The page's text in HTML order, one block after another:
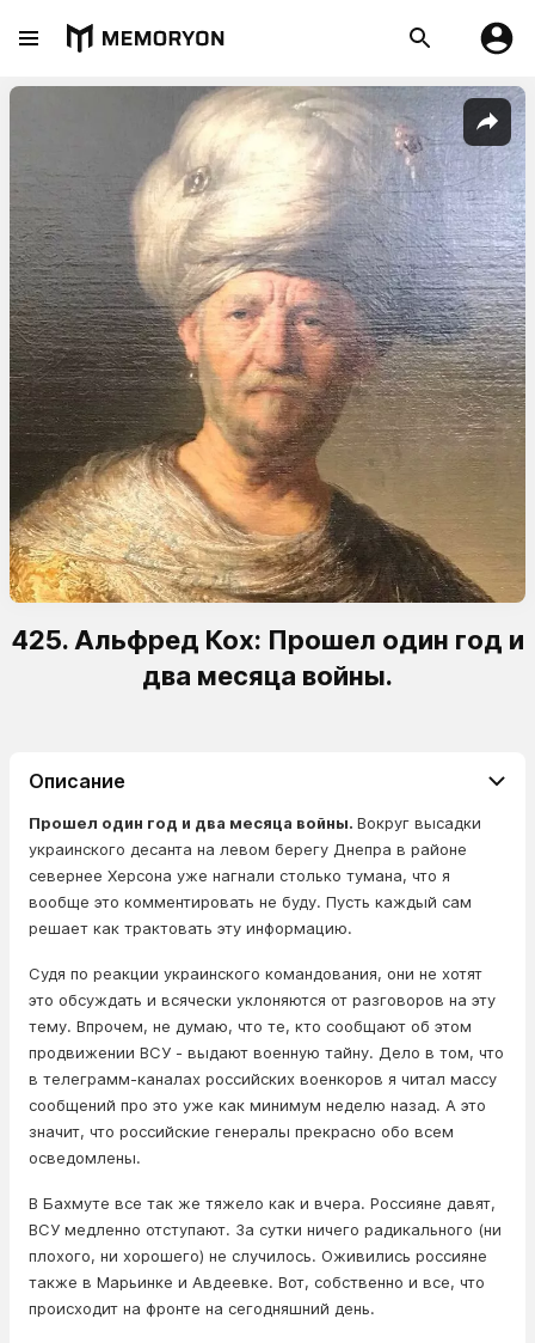
425. Альфред Кох: Прошел один год и
два месяца войны.
Описание
Прошел один год и два месяца войны. Вокруг высадки
украинского десанта на левом берегу Днепра в районе
севернее Херсона уже нагнали столько тумана, что я
вообще это комментировать не буду. Пусть каждый сам
решает как трактовать эту информацию.
Судя по реакции украинского командования, они не хотят
это обсуждать и всячески уклоняются от разговоров на эту
тему. Впрочем, не думаю, что те, кто сообщают об этом
продвижении ВСУ - выдают военную тайну. Дело в том, что
в телеграмм-каналах российских военкоров я читал массу
сообщений про это уже как минимум неделю назад. А это
значит, что российские генералы прекрасно обо всем
осведомлены.
В Бахмуте все так же тяжело как и вчера. Россияне давят,
ВСУ медленно отступают. За сутки ничего радикального (ни
плохого, ни хорошего) не случилось. Оживились россияне
также в Марьинке и Авдеевке. Вот, собственно и все, что
происходит на фронте на сегодняшний день.